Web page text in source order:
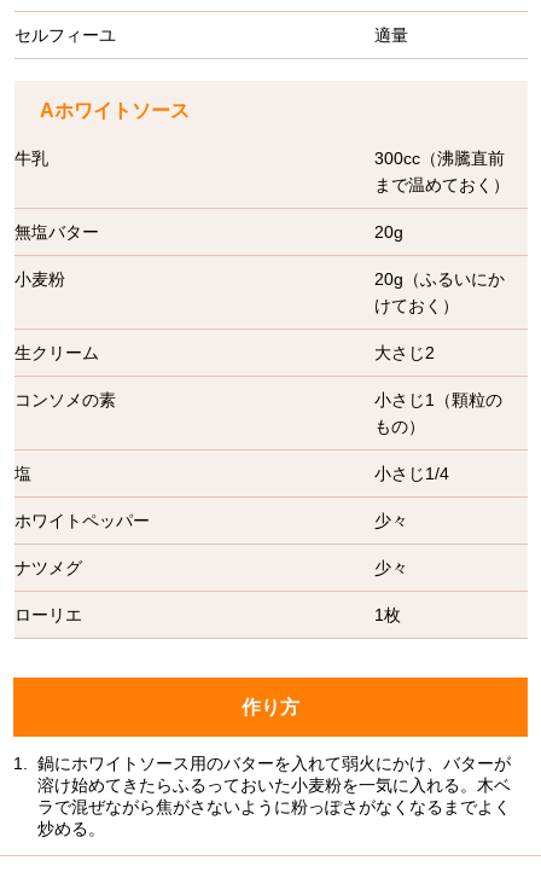
セルフィーユ 適量
Aホワイトソース
牛乳
300cc（沸騰直前
まで温めておく）
無塩バター 20g
小麦粉
20g（ふるいにか
けておく）
生クリーム 大さじ2
コンソメの素
小さじ1（顆粒の
もの）
塩 小さじ1/4
ホワイトペッパー 少々
ナツメグ 少々
ローリエ 1枚
作り方
1.
鍋にホワイトソース用のバターを入れて弱火にかけ、バターが
溶け始めてきたらふるっておいた小麦粉を一気に入れる。木ベ
ラで混ぜながら焦がさないように粉っぽさがなくなるまでよく
炒める。